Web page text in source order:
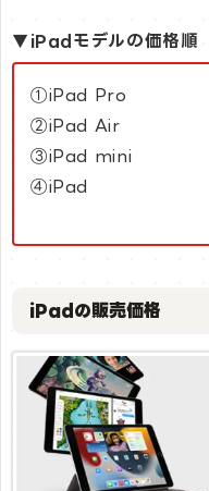
▼iPadモデルの価格順
①iPad Pro
②iPad Air
③iPad mini
④iPad
iPadの販売価格